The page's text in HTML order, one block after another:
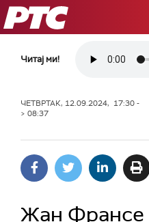
РТС
Читај ми!
ЧЕТВРТАК, 12.09.2024, 17:30 -
> 08:37
Жан Франсе